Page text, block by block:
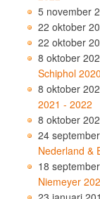
5 november
22 oktober
22 oktober
8 oktober
Schiphol
8 oktober
2021 - 2022
8 oktober
24
Nederland &
18
Niemeyer